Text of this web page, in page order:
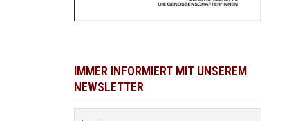
IMMER INFORMIERT MIT UNSEREM
NEWSLETTER